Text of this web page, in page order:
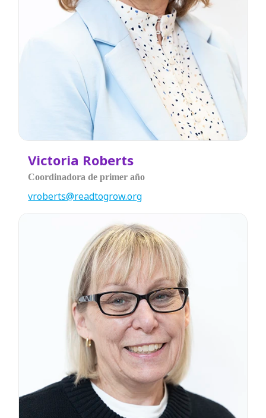
Victoria Roberts
Coordinadora de primer año
vroberts@readtogrow.org